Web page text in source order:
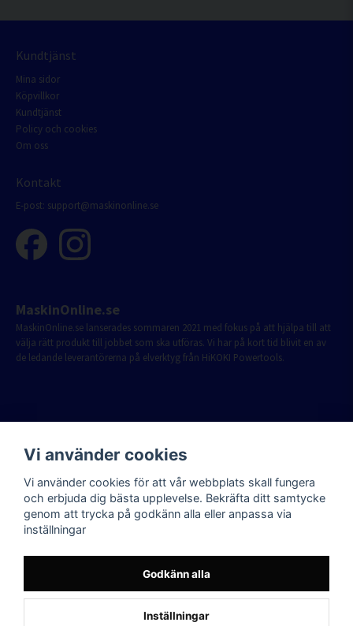
Kundtjänst
Mina sidor
Köpvillkor
Kundtjänst
Policy och cookies
Om oss
Kontakt
E-post: support@maskinonline.se
MaskinOnline.se
MaskinOnline.se lanserades sommaren 2021 med fokus på att hjälpa till att
välja rätt produkt till jobbet som ska utföras. Vi har på kort tid blivit en av
de ledande leverantörerna på elverktyg från HiKOKI Powertools.
Vi använder cookies
Vi använder cookies för att vår webbplats skall fungera
och erbjuda dig bästa upplevelse. Bekräfta ditt samtycke
genom att trycka på godkänn alla eller anpassa via
inställningar
Godkänn alla
Inställningar